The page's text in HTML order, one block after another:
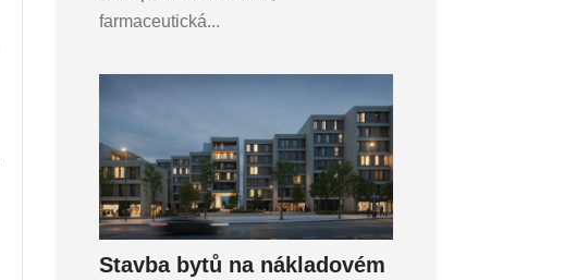
farmaceutická...
Stavba bytů na nákladovém